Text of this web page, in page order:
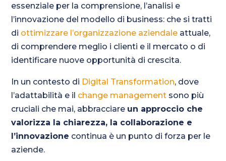
essenziale per la comprensione, l’analisi e
l’innovazione del modello di business: che si tratti
di ottimizzare l’organizzazione aziendale attuale,
di comprendere meglio i clienti e il mercato o di
identificare nuove opportunità di crescita.
In un contesto di Digital Transformation, dove
l’adattabilità e il change management sono più
cruciali che mai, abbracciare un approccio che
valorizza la chiarezza, la collaborazione e
l’innovazione continua è un punto di forza per le
aziende.